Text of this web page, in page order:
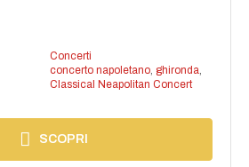
Concerti
concerto napoletano, ghironda,
Classical Neapolitan Concert
SCOPRI